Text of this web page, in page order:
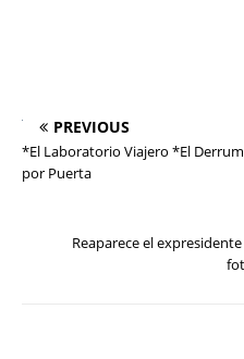
PREVIOUS
*El Laboratorio Viajero *El
por Puerta
Reaparece el